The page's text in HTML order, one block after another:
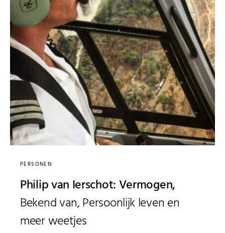
PERSONEN
Philip van Ierschot: Vermogen,
Bekend van, Persoonlijk leven en
meer weetjes